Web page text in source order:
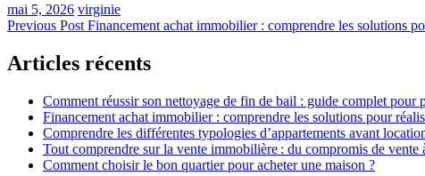
mai 5, 2026 virginie
Navigation
de
l’article
Previous Post Financement achat immobilier : comprendre les solutions
Articles récents
Comment réussir son nettoyage de fin de bail : guide complet pour
Financement achat immobilier : comprendre les solutions pour
Comprendre les différentes typologies d’appartements avant
Tout comprendre sur la vente immobilière : du compromis de vente
Comment choisir le bon quartier pour acheter une maison ?